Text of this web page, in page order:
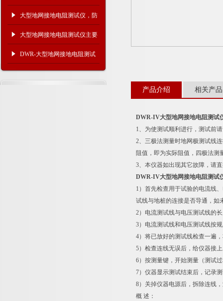
仪有哪些参数
大型地网接地电阻测试仪，防
雷检测设备
大型地网接地电阻测试仪主要
技术参数
DWR-大型地网接地电阻测试
仪频率分析
产品介绍 相关产品
DWR-IV大型地网接地电阻测试
1、为使测试顺利进行，测试前
2、三极法测量时地网极测试线
阻值，即为实际阻值，四极法测
3、本仪器如出现其它故障，请
DWR-IV大型地网接地电阻测试
1）首先检查用于试验的电流线
试线与地桩的连接是否导通，如
2）电流测试线与电压测试线的
3）电流测试线和电压测试线按
4）将已放好的测试线检查一遍
5）检查连线无误后，给仪器接
6）按测量键，开始测量（测试
7）仪器显示测试结束后，记录
8）关掉仪器电源后，拆除连线
概 述：